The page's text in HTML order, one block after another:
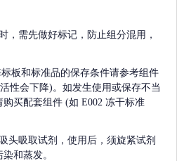
，需先做好标记，防止组分混用，
板和标准品的保存条件请参考组件
性会下降)。如发生使用或保存不当
购买配套组件 (如 E002 冻干标准
头吸取试剂，使用后，须旋紧试剂
和蒸发。